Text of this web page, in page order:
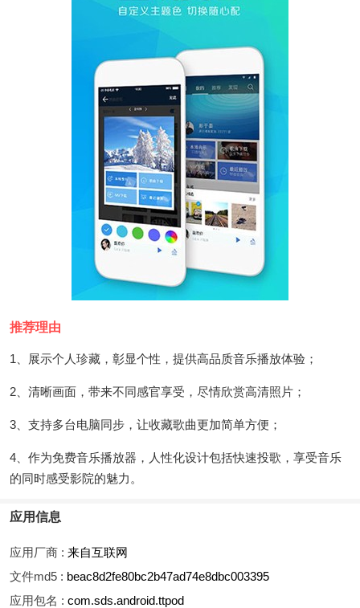
推荐理由
1、展示个人珍藏，彰显个性，提供高品质音乐播放体验；
2、清晰画面，带来不同感官享受，尽情欣赏高清照片；
3、支持多台电脑同步，让收藏歌曲更加简单方便；
4、作为免费音乐播放器，人性化设计包括快速投歌，享受音乐
的同时感受影院的魅力。
应用信息
应用厂商 : 来自互联网
文件md5 : beac8d2fe80bc2b47ad74e8dbc003395
应用包名 : com.sds.android.ttpod